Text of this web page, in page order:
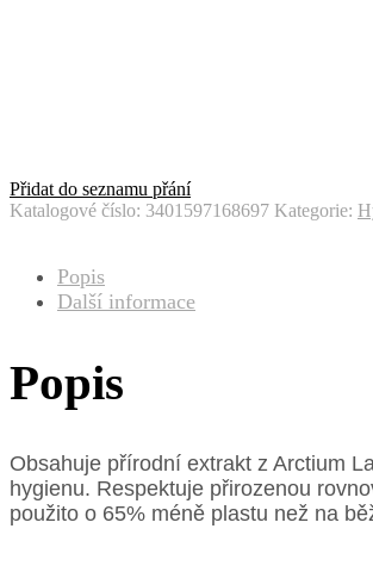
Přidat do seznamu přání
Katalogové číslo: 3401597168697 Kategorie:
Popis
Další informace
Popis
Obsahuje přírodní extrakt z Arctium
hygienu. Respektuje přirozenou
použito o 65% méně plastu než na